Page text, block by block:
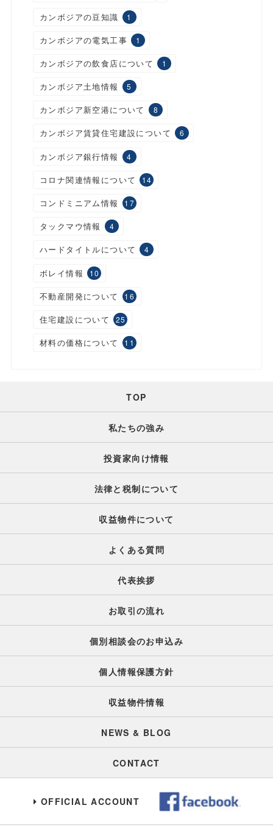
カンボジアの豆知識 1
カンボジアの電気工事 1
カンボジアの飲食店について 1
カンボジア土地情報 5
カンボジア新空港について 8
カンボジア賃貸住宅建設について 6
カンボジア銀行情報 4
コロナ関連情報について 14
コンドミニアム情報 17
タックマウ情報 4
ハードタイトルについて 4
ボレイ情報 10
不動産開発について 16
住宅建設について 25
材料の価格について 11
TOP
私たちの強み
投資家向け情報
法律と税制について
収益物件について
よくある質問
代表挨拶
お取引の流れ
個別相談会のお申込み
個人情報保護方針
収益物件情報
NEWS & BLOG
CONTACT
OFFICIAL ACCOUNT